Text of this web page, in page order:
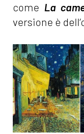
come La
versione è